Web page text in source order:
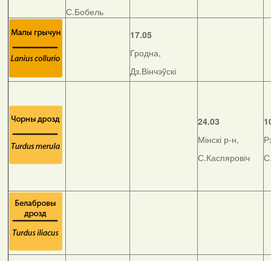
С.Бобель
17.05
Гродна,
Дз.Вінчэўскі
24.03
Мінскі р-н,
С.Каспяровіч